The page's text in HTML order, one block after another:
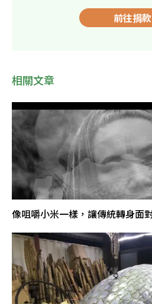
前往捐款
相關文章
像咀嚼小米一樣，讓傳統轉身面